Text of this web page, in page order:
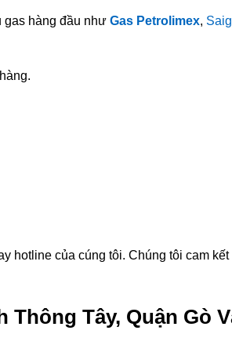
gas hàng đầu nhưGas Petrolimex,
hotline của cúng tôi. Chúng tôi cam
Tây, Quận Gò